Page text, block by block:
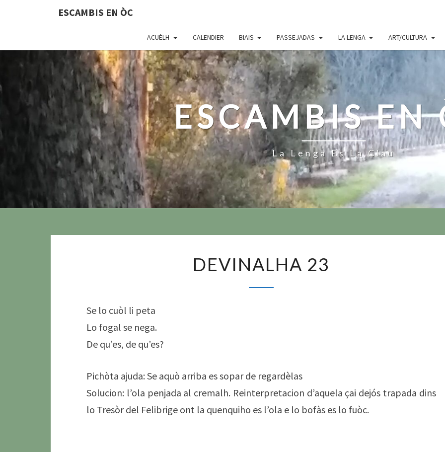
ESCAMBIS EN ÒC
ACUÈLH CALENDIER BIAIS PASSEJADAS LA LENGA ART/CULTURA
ESCAMBIS EN
La Lenga Es La Clau
23
DEVINALHA 23
Se lo cuòl li peta
Lo fogal se nega.
De qu’es, de qu’es?
Pichòta ajuda: Se aquò arriba es sopar de regardèlas
Solucion: l’ola penjada al cremalh. Reinterpretacion d’aquela çai dejós trapada dins
lo Tresòr del Felibrige ont la quenquiho es l’ola e lo bofàs es lo fuòc.